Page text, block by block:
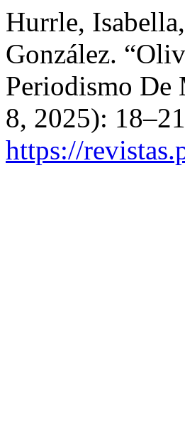
Hurrle,
González.
Periodismo
8, 2025):
https://